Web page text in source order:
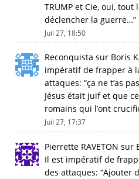
TRUMP et Cie, oui, tout
déclencher la guerre…”
Juil 27, 18:50
Reconquista sur Boris
impératif de frapper à
attaques: “ça ne t’as
Jésus était juif et que
romains qui l’ont
Juil 27, 17:37
Pierrette RAVETON sur
Il est impératif de
des attaques: “Ajouter